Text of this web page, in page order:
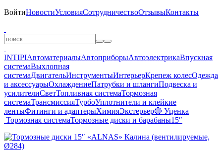
ВойтиНовостиУсловияСотрудничествоОтзывыКонтакты
INTIPIАвтоматериалыАвтоприборыАвтоэлектрикаВпускная
системаВыхлопная
системаДвигательИнструментыИнтерьерКрепеж колесОдежда
и аксессуарыОхлаждениеПатрубки и шлангиПодвеска и
усилителиСветТопливная системаТормозная
системаТрансмиссияТурбоУплотнители и клейкие
лентыФитинги и адаптерыХимияЭкстерьер🔴 Уценка
Тормозная системаТормозные диски и барабаны15″